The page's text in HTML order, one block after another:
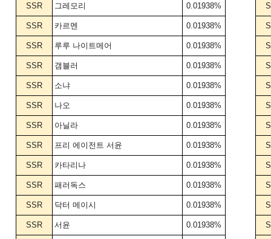
SSR 그레모리 0.01938%
SSR 카르멘 0.01938%
SSR 루루 나이트메어 0.01938%
SSR 갬블러 0.01938%
SSR 소냐 0.01938%
SSR 나오 0.01938%
SSR 아닐라 0.01938%
SSR 프리 에이전트 서윤 0.01938%
SSR 카타리나 0.01938%
SSR 패러독스 0.01938%
SSR 닥터 메이시 0.01938%
SSR 서윤 0.01938%